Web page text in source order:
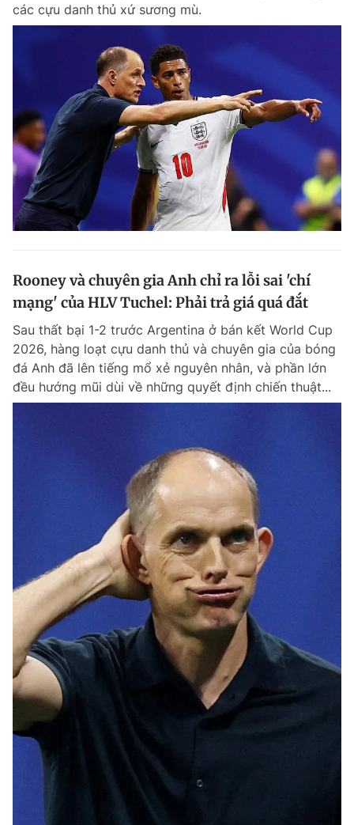
Đọc Thanh Niên trên điện thoại
Theo dõi báo trên
Hotline
0906 645 777
Liên hệ quảng cáo
0908 780 404
Đặt báo Quảng cáo RSS Tòa soạn Chính sách bảo
Phó tổng biên tập: Lâm Hiếu Dũng
Phó tổng biên tập: Trần Việt Hưng
Tổng thư ký tòa soạn: Đức Trung
Giấy phép xuất bản số 110/GP - BTTTT cấp ngày 24.3.2020
© 2003-2026 Bản quyền thuộc về Báo Thanh Niên. Cấm sao chép
dưới mọi hình thức nếu không có sự chấp thuận bằng văn bản.
Phát triển bởi ePi Technologies, JSC.
các cựu danh thủ xứ sương mù.
Rooney và chuyên gia Anh chỉ ra lỗi sai 'chí
mạng' của HLV Tuchel: Phải trả giá quá đắt
Sau thất bại 1-2 trước Argentina ở bán kết World Cup
2026, hàng loạt cựu danh thủ và chuyên gia của bóng
đá Anh đã lên tiếng mổ xẻ nguyên nhân, và phần lớn
đều hướng mũi dùi về những quyết định chiến thuật...